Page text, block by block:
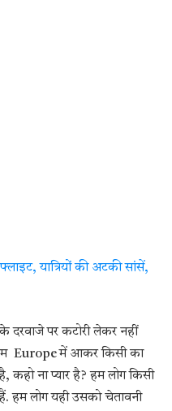
यात्रियों की अटकी सांसें,
दरवाजे पर कटोरी लेकर नहीं
Europe में आकर किसी का
कहो ना प्यार है? हम लोग किसी
हम लोग यही उसको चेतावनी